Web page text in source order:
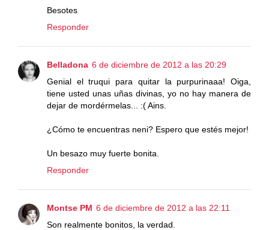
Besotes
Responder
Belladona 6 de diciembre de 2012 a las 20:29
Genial el truqui para quitar la purpurinaaa! Oiga,
tiene usted unas uñas divinas, yo no hay manera de
dejar de mordérmelas... :( Ains.
¿Cómo te encuentras neni? Espero que estés mejor!
Un besazo muy fuerte bonita.
Responder
Montse PM 6 de diciembre de 2012 a las 22:11
Son realmente bonitos, la verdad.